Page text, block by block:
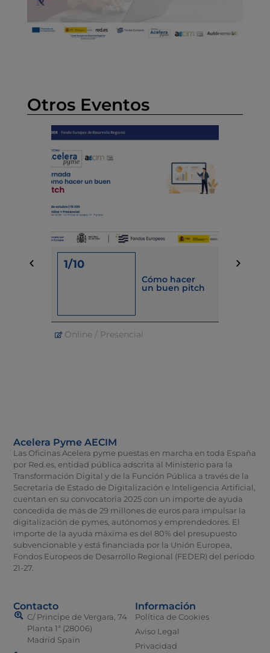
Otros Eventos
1/10
Cómo hacer
un buen pitch
Online / Presencial
15/09
Acelera Pyme AECIM
Las Oficinas Acelera pyme puestas en marcha en toda España
por Red.es, entidad pública adscrita al Ministerio para la
Transformación Digital y de la Función Pública a través de la
Secretaría de Estado de Digitalización e Inteligencia Artificial,
cuentan en su convocatoria 2025 con un importe de ayuda
concedida de más de 29 millones de euros para impulsar la
digitalización de pymes, autónomos y emprendedores. El
importe de la ayuda máxima es del 80% del presupuesto
subvencionable y está financiada por la Unión Europea,
Fondos Europeos de Desarrollo Regional (FEDER) del periodo
21-27.
Contacto
C/ Principe de Vergara, 74
Planta 1ª (28006)
Madrid Spain
Información
Política de Cookies
Aviso Legal
Privacidad